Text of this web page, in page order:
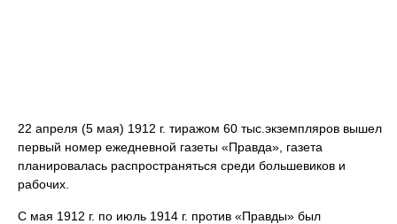
22 апреля (5 мая) 1912 г. тиражом 60 тыс.экземпляров вышел
первый номер ежедневной газеты «Правда», газета
планировалась распространяться среди большевиков и
рабочих.
С мая 1912 г. по июль 1914 г. против «Правды» был